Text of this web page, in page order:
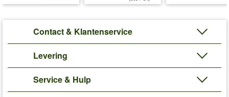
Contact & Klantenservice
Levering
Service & Hulp